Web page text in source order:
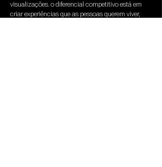
visualizações. o diferencial competitivo está em
criar experiências que as pessoas querem viver,